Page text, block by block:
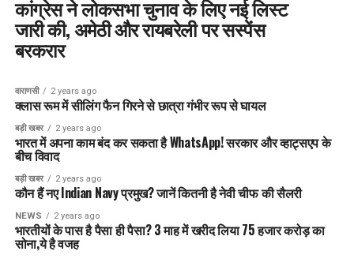
कांग्रेस ने लोकसभा चुनाव के लिए नई लिस्ट
जारी की, अमेठी और रायबरेली पर सस्पेंस
बरकरार
वाराणसी 2 years ago
क्लास रूम में सीलिंग फैन गिरने से छात्रा गंभीर रूप से घायल
बड़ी खबर 2 years ago
भारत में अपना काम बंद कर सकता है WhatsApp! सरकार और व्हाट्सएप के
बीच विवाद
बड़ी खबर 2 years ago
कौन हैं नए Indian Navy प्रमुख? जानें कितनी है नेवी चीफ की सैलरी
NEWS 2 years ago
भारतीयों के पास है पैसा ही पैसा? 3 माह में खरीद लिया 75 हजार करोड़ का
सोना,ये है वजह